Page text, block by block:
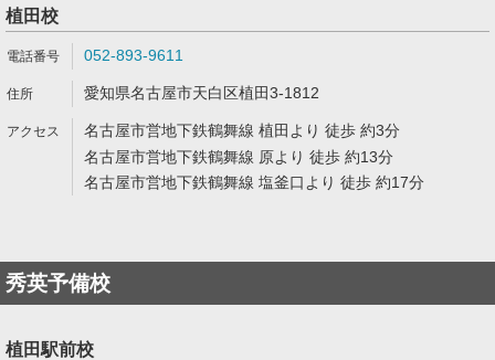
植田校
052-893-9611
愛知県名古屋市天白区植田3-1812
名古屋市営地下鉄鶴舞線 植田より 徒歩 約3分
名古屋市営地下鉄鶴舞線 原より 徒歩 約13分
名古屋市営地下鉄鶴舞線 塩釜口より 徒歩 約17分
秀英予備校
植田駅前校